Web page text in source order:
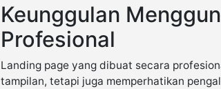
Keunggulan
Profesional
Landing page yang dibuat secara
tampilan, tetapi juga memperhatikan